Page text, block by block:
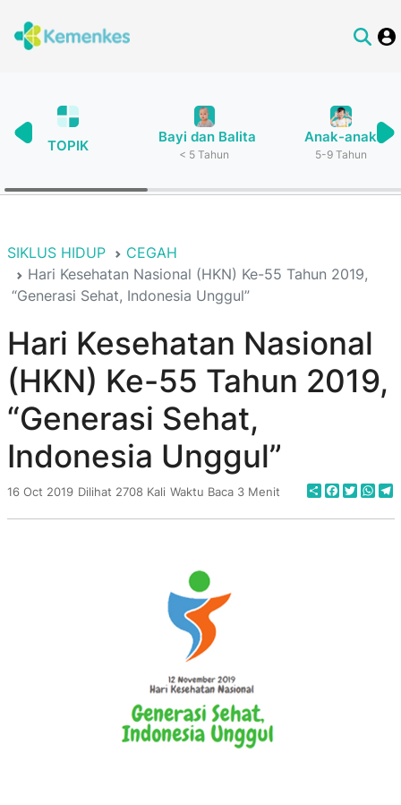
TOPIK
Bayi dan Balita
< 5 Tahun
Anak-anak
5-9 Tahun
SIKLUS HIDUP
CEGAH
Hari Kesehatan Nasional (HKN) Ke-55 Tahun 2019,
“Generasi Sehat, Indonesia Unggul”
Hari Kesehatan Nasional
(HKN) Ke-55 Tahun 2019,
“Generasi Sehat,
Indonesia Unggul”
16 Oct 2019 Dilihat 2708 Kali Waktu Baca 3 Menit Share